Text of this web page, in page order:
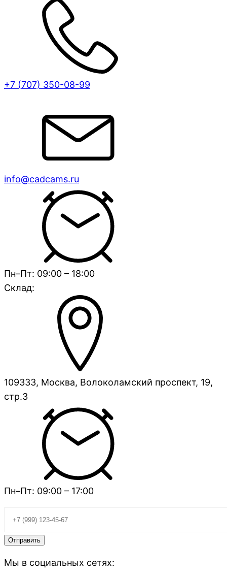
+7 (707) 350-08-99
info@cadcams.ru
Пн–Пт: 09:00 – 18:00
Склад:
109333, Москва, Волоколамский проспект, 19,
стр.3
Пн–Пт: 09:00 – 17:00
Мы в социальных сетях: